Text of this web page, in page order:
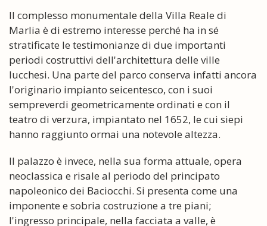
Il complesso monumentale della Villa Reale di
Marlia è di estremo interesse perché ha in sé
stratificate le testimonianze di due importanti
periodi costruttivi dell'architettura delle ville
lucchesi. Una parte del parco conserva infatti ancora
l'originario impianto seicentesco, con i suoi
sempreverdi geometricamente ordinati e con il
teatro di verzura, impiantato nel 1652, le cui siepi
hanno raggiunto ormai una notevole altezza.
Il palazzo è invece, nella sua forma attuale, opera
neoclassica e risale al periodo del principato
napoleonico dei Baciocchi. Si presenta come una
imponente e sobria costruzione a tre piani;
l'ingresso principale, nella facciata a valle, è